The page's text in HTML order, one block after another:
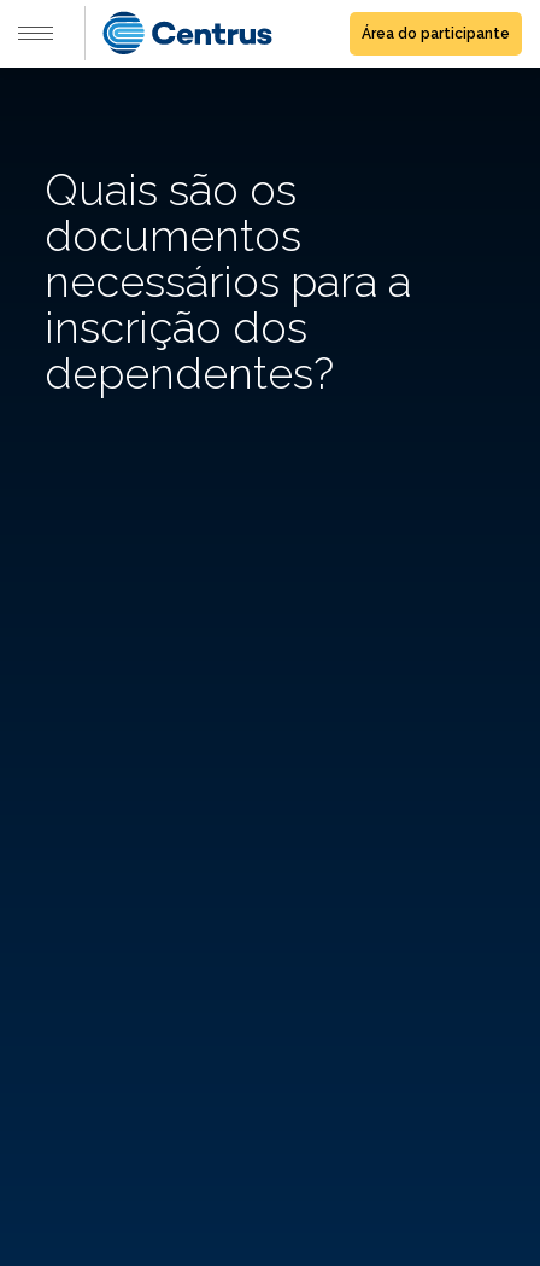
Área do participante
Quais são os
documentos
necessários para a
inscrição dos
dependentes?